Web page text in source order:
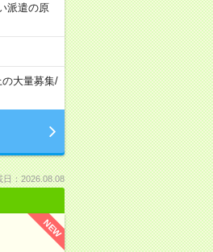
派遣の原
大量募集/
日：2026.08.08
NEW